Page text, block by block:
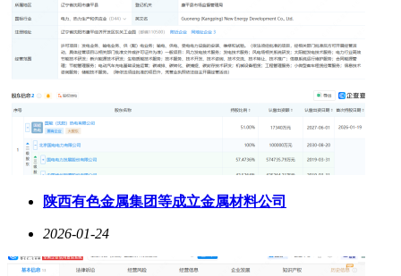
陕西有色金属集团等成立金属材料公司
2026-01-24